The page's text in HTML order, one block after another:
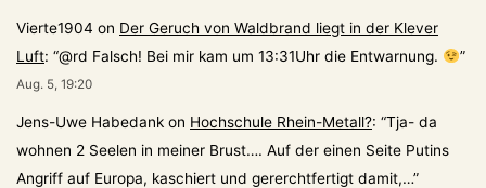
Vierte1904 on Der Geruch von Waldbrand liegt in der Klever
Luft: “@rd Falsch! Bei mir kam um 13:31Uhr die Entwarnung. ”
Aug. 5, 19:20
Jens-Uwe Habedank on Hochschule Rhein-Metall?: “Tja- da
wohnen 2 Seelen in meiner Brust…. Auf der einen Seite Putins
Angriff auf Europa, kaschiert und gererchtfertigt damit,…”